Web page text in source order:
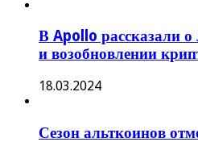
В Apollo рассказали о
и возобновлении
18.03.2024
Сезон альткоинов